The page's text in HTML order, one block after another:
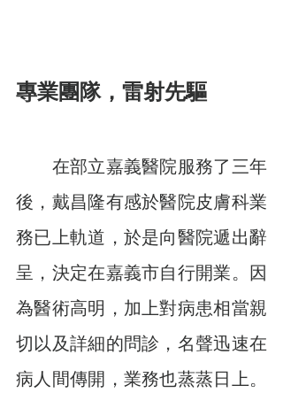
專業團隊，雷射先驅
在部立嘉義醫院服務了三年
後，戴昌隆有感於醫院皮膚科業
務已上軌道，於是向醫院遞出辭
呈，決定在嘉義市自行開業。因
為醫術高明，加上對病患相當親
切以及詳細的問診，名聲迅速在
病人間傳開，業務也蒸蒸日上。